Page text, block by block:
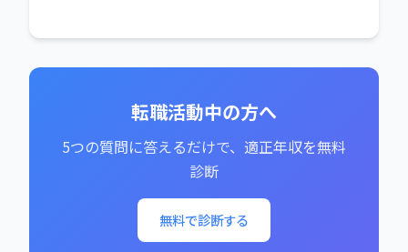
転職活動中の方へ
5つの質問に答えるだけで、適正年収を無料
診断
無料で診断する